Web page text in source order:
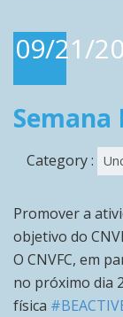
09/21/
Semana
Category :
Promover a
objetivo do
O CNVFC, em
no próximo dia
física